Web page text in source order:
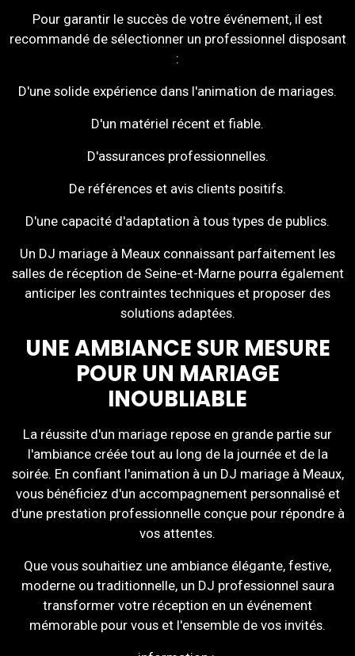
Pour garantir le succès de votre événement, il est
recommandé de sélectionner un professionnel disposant
:
D'une solide expérience dans l'animation de mariages.
D'un matériel récent et fiable.
D'assurances professionnelles.
De références et avis clients positifs.
D'une capacité d'adaptation à tous types de publics.
Un DJ mariage à Meaux connaissant parfaitement les
salles de réception de Seine-et-Marne pourra également
anticiper les contraintes techniques et proposer des
solutions adaptées.
UNE AMBIANCE SUR MESURE
POUR UN MARIAGE
INOUBLIABLE
La réussite d'un mariage repose en grande partie sur
l'ambiance créée tout au long de la journée et de la
soirée. En confiant l'animation à un DJ mariage à Meaux,
vous bénéficiez d'un accompagnement personnalisé et
d'une prestation professionnelle conçue pour répondre à
vos attentes.
Que vous souhaitiez une ambiance élégante, festive,
moderne ou traditionnelle, un DJ professionnel saura
transformer votre réception en un événement
mémorable pour vous et l'ensemble de vos invités.